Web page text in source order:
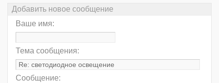
Добавить новое сообщение
Ваше имя:
Тема сообщения:
Сообщение: